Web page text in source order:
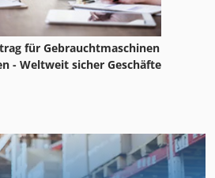
für Gebrauchtmaschinen
- Weltweit sicher Geschäfte